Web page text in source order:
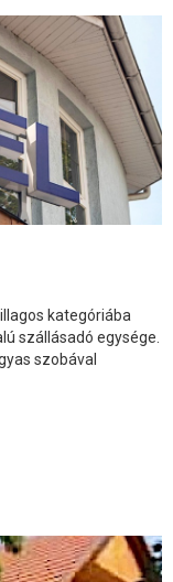
kategóriába
szállásadó egysége.
szobával